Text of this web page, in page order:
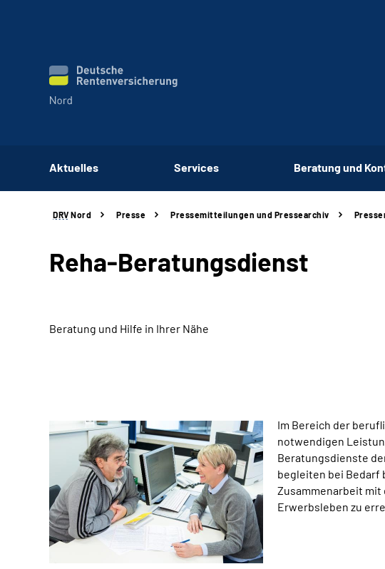
Aktuelles Services Beratung und
DRV Nord Presse Pressemitteilungen und Pressearchiv
Reha-Beratungsdienst
Beratung und Hilfe in Ihrer Nähe
Im Bereich der
notwendigen
Beratungsdienste
begleiten bei Bedarf
Zusammenarbeit mit
Erwerbsleben zu